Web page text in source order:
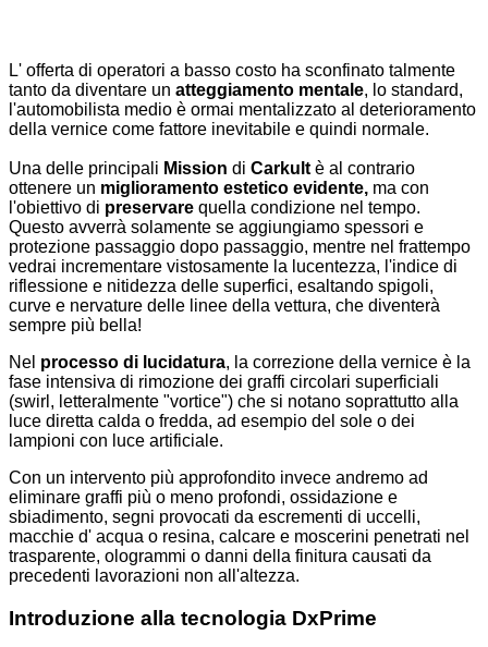
L' offerta di operatori a basso costo ha sconfinato talmente
tanto da diventare un atteggiamento mentale, lo standard,
l'automobilista medio è ormai mentalizzato al deterioramento
della vernice come fattore inevitabile e quindi normale.
Una delle principali Mission di Carkultè al contrario
ottenere un miglioramento estetico evidente, ma con
l'obiettivo di preservare quella condizione nel tempo.
Questo avverrà solamente se aggiungiamo spessori e
protezione passaggio dopo passaggio, mentre nel frattempo
vedrai incrementare vistosamente la lucentezza, l'indice di
riflessione e nitidezza delle superfici, esaltando spigoli,
curve e nervature delle linee della vettura, che diventerà
sempre più bella!
Nel processo di lucidatura, la correzione della vernice è la
fase intensiva di rimozione dei graffi circolari superficiali
(swirl, letteralmente "vortice") che si notano soprattutto alla
luce diretta calda o fredda, ad esempio del sole o dei
lampioni con luce artificiale.
Con un intervento più approfondito invece andremo ad
eliminare graffi più o meno profondi, ossidazione e
sbiadimento, segni provocati da escrementi di uccelli,
macchie d' acqua o resina, calcare e moscerini penetrati nel
trasparente, ologrammi o danni della finitura causati da
precedenti lavorazioni non all'altezza.
Introduzione alla tecnologia DxPrime